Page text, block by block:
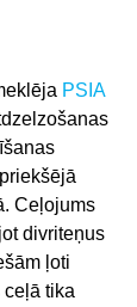
PSIA
Ceļojums
divriteņus
ļoti
ceļā tika